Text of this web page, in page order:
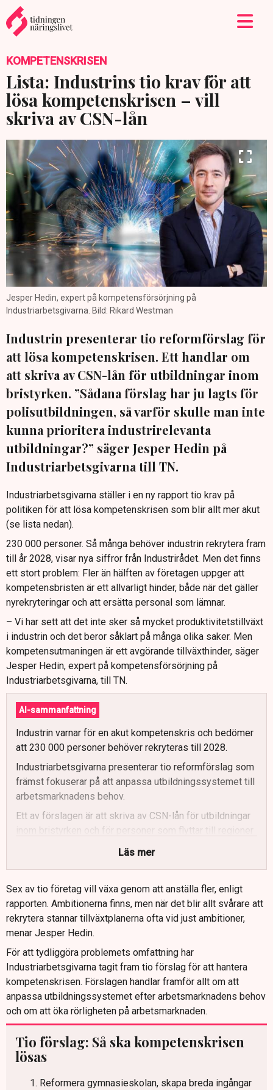
KOMPETENSKRISEN
Lista: Industrins tio krav för att
lösa kompetenskrisen – vill
skriva av CSN-lån
Jesper Hedin, expert på kompetensförsörjning på
Industriarbetsgivarna. Bild: Rikard Westman
Industrin presenterar tio reformförslag för
att lösa kompetenskrisen. Ett handlar om
att skriva av CSN-lån för utbildningar inom
bristyrken. ”Sådana förslag har ju lagts för
polisutbildningen, så varför skulle man inte
kunna prioritera industrirelevanta
utbildningar?” säger Jesper Hedin på
Industriarbetsgivarna till TN.
Industriarbetsgivarna ställer i en ny rapport tio krav på
politiken för att lösa kompetenskrisen som blir allt mer akut
(se lista nedan).
230 000 personer. Så många behöver industrin rekrytera fram
till år 2028, visar nya siffror från Industrirådet. Men det finns
ett stort problem: Fler än hälften av företagen uppger att
kompetensbristen är ett allvarligt hinder, både när det gäller
nyrekryteringar och att ersätta personal som lämnar.
– Vi har sett att det inte sker så mycket produktivitetstillväxt
i industrin och det beror såklart på många olika saker. Men
kompetensutmaningen är ett avgörande tillväxthinder, säger
Jesper Hedin, expert på kompetensförsörjning på
Industriarbetsgivarna, till TN.
AI-sammanfattning
Industrin varnar för en akut kompetenskris och bedömer
att 230 000 personer behöver rekryteras till 2028.
Industriarbetsgivarna presenterar tio reformförslag som
främst fokuserar på att anpassa utbildningssystemet till
arbetsmarknadens behov.
Ett av förslagen är att skriva av CSN-lån för utbildningar
inom bristyrken och för personer som flyttar till regioner
med stora rekryteringsbehov.
bättre matcha industrins krav.
Han riktar kritik mot politiken för bristande lyhördhet, för
snäva regler för arbetskraftsinvandring och varnar för
Industrin vill att omställningsstudiestödet värnas utan
politisk detaljstyrning och framhåller att parterna själva
bör styra ramarna.
Läs mer
Sex av tio företag vill växa genom att anställa fler, enligt
rapporten. Ambitionerna finns, men när det blir allt svårare att
rekrytera stannar tillväxtplanerna ofta vid just ambitioner,
menar Jesper Hedin.
För att tydliggöra problemets omfattning har
Industriarbetsgivarna tagit fram tio förslag för att hantera
kompetenskrisen. Förslagen handlar framför allt om att
anpassa utbildningssystemet efter arbetsmarknadens behov
och om att öka rörligheten på arbetsmarknaden.
Tio förslag: Så ska kompetenskrisen
lösas
Reformera gymnasieskolan, skapa breda ingångar